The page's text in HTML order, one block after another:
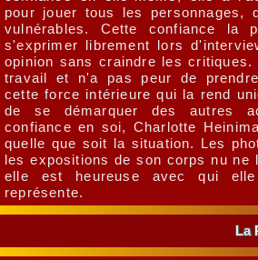
pour jouer tous les personnages,
vulnérables. Cette confiance la
s'exprimer librement lors
opinion sans craindre les
travail et n'a pas peur de
cette force intérieure qui la rend
de se démarquer des autres
confiance en soi, Charlotte
quelle que soit la situation. Les
les expositions de son corps nu ne
elle est heureuse avec qui
représente.
La